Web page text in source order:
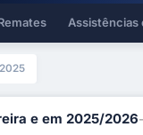
Assistências
e em 2025/2026